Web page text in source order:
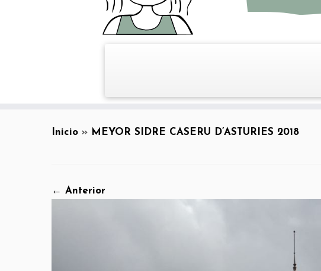
Inicio » MEYOR SIDRE CASERU D’ASTURIES 2018
← Anterior